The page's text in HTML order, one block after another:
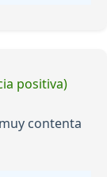
positiva)
contenta